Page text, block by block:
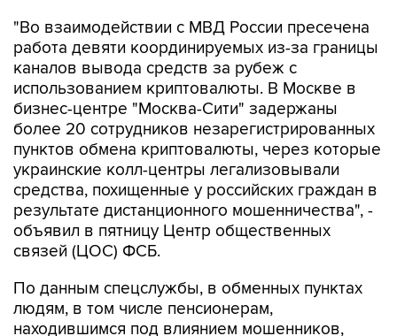
"Во взаимодействии с МВД России пресечена
работа девяти координируемых из-за границы
каналов вывода средств за рубеж с
использованием криптовалюты. В Москве в
бизнес-центре "Москва-Сити" задержаны
более 20 сотрудников незарегистрированных
пунктов обмена криптовалюты, через которые
украинские колл-центры легализовывали
средства, похищенные у российских граждан в
результате дистанционного мошенничества", -
объявил в пятницу Центр общественных
связей (ЦОС) ФСБ.
По данным спецслужбы, в обменных пунктах
людям, в том числе пенсионерам,
находившимся под влиянием мошенников,